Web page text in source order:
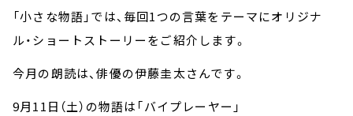
「小さな物語」では、毎回1つの言葉をテーマにオリジナ
ル・ショートストーリーをご紹介します。
今月の朗読は、俳優の伊藤圭太さんです。
9月11日（土）の物語は「バイプレーヤー」